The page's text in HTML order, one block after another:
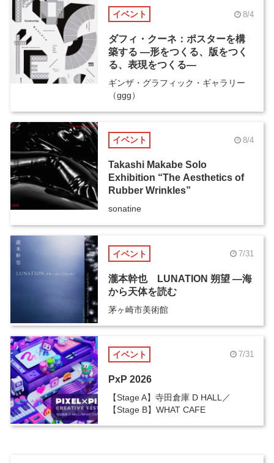
イベント 8/4
ダフィ・クーネ：ポスターを構
築する ―形をつくる、版をつく
る、表現をつくる―
ギンザ・グラフィック・ギャラリー
（ggg）
イベント 8/4
Takashi Makabe Solo
Exhibition “The Aesthetics of
Rubber Wrinkles”
sonatine
イベント 7/31
瀧本幹也 LUNATION 朔望 ―海
から天体を読む
茅ヶ崎市美術館
イベント 7/31
PxP 2026
【Stage A】寺田倉庫 D HALL／
【Stage B】WHAT CAFE